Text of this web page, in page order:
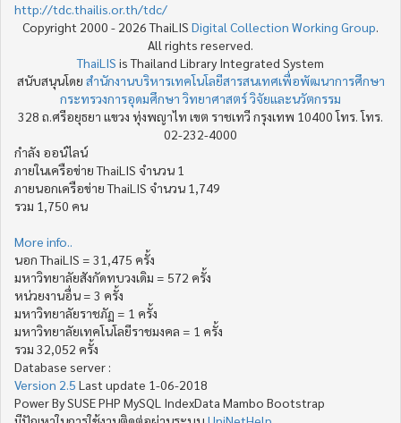
http://tdc.thailis.or.th/tdc/
Copyright 2000 - 2026 ThaiLIS Digital Collection Working Group.
All rights reserved.
ThaiLIS is Thailand Library Integrated System
สนับสนุนโดย สำนักงานบริหารเทคโนโลยีสารสนเทศเพื่อพัฒนาการศึกษา
กระทรวงการอุดมศึกษา วิทยาศาสตร์ วิจัยและนวัตกรรม
328 ถ.ศรีอยุธยา แขวง ทุ่งพญาไท เขต ราชเทวี กรุงเทพ 10400 โทร. โทร.
02-232-4000
กำลัง ออน์ไลน์
ภายในเครือข่าย ThaiLIS จำนวน 1
ภายนอกเครือข่าย ThaiLIS จำนวน 1,749
รวม 1,750 คน
More info..
นอก ThaiLIS = 31,475 ครั้ง
มหาวิทยาลัยสังกัดทบวงเดิม = 572 ครั้ง
หน่วยงานอื่น = 3 ครั้ง
มหาวิทยาลัยราชภัฏ = 1 ครั้ง
มหาวิทยาลัยเทคโนโลยีราชมงคล = 1 ครั้ง
รวม 32,052 ครั้ง
Database server :
Version 2.5 Last update 1-06-2018
Power By SUSE PHP MySQL IndexData Mambo Bootstrap